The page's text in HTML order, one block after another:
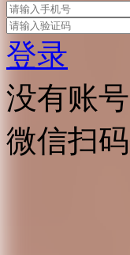
登录
没有账号
微信扫